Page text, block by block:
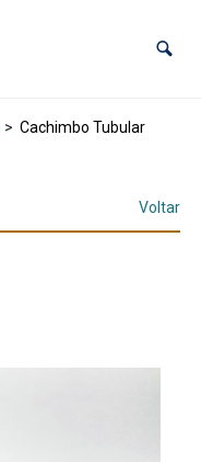
> Cachimbo Tubular
Voltar